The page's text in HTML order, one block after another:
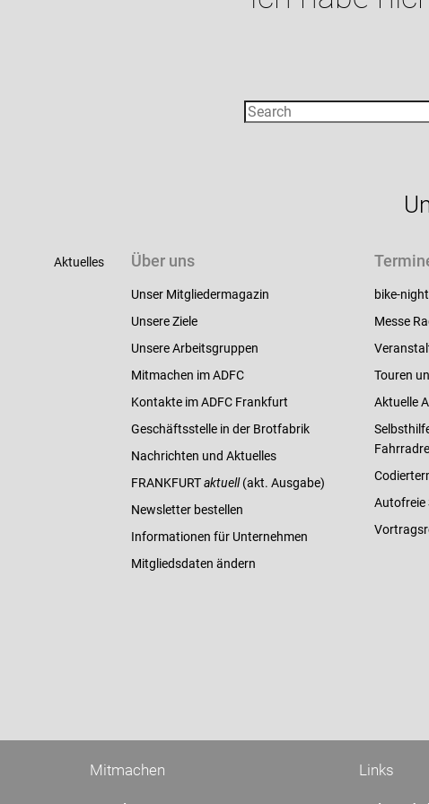
Aktuelles Über uns
Unser Mitgliedermagazin
Unsere Ziele
Unsere Arbeitsgruppen
Mitmachen im ADFC
Kontakte im ADFC Frankfurt
Geschäftsstelle in der Brotfabrik
Nachrichten und Aktuelles
FRANKFURTaktuell(akt. Ausgabe)
Newsletter bestellen
Informationen für Unternehmen
Mitgliedsdaten ändern
bike-night
Messe
Touren
Aktuelle
Autofreie
Mitmachen Links